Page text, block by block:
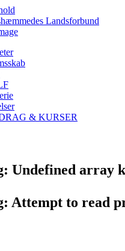
& KURSER
: Undefined array
: Attempt to read